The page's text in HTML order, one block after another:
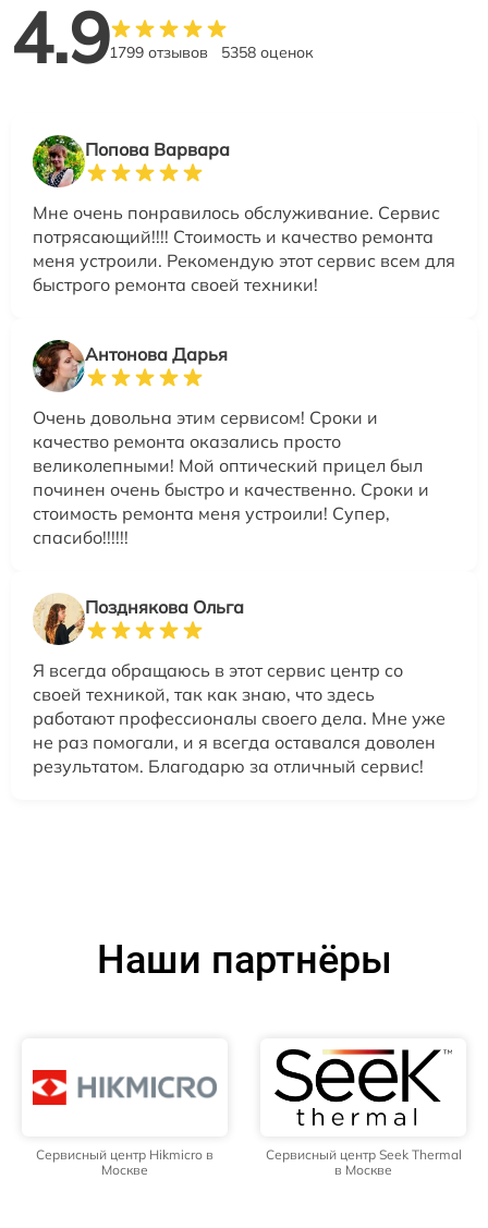
4.91799 отзывов 5358 оценок
Попова Варвара
Мне очень понравилось обслуживание. Сервис
потрясающий!!!! Стоимость и качество ремонта
меня устроили. Рекомендую этот сервис всем для
быстрого ремонта своей техники!
Антонова Дарья
Очень довольна этим сервисом! Сроки и
качество ремонта оказались просто
великолепными! Мой оптический прицел был
починен очень быстро и качественно. Сроки и
стоимость ремонта меня устроили! Супер,
спасибо!!!!!!
Позднякова Ольга
Я всегда обращаюсь в этот сервис центр со
своей техникой, так как знаю, что здесь
работают профессионалы своего дела. Мне уже
не раз помогали, и я всегда оставался доволен
результатом. Благодарю за отличный сервис!
Наши партнёры
Сервисный центр Hikmicro в
Москве
Сервисный центр Seek Thermal
в Москве